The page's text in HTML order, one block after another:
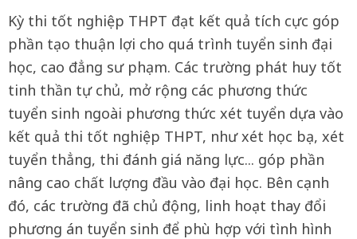
Kỳ thi tốt nghiệp THPT đạt kết quả tích cực góp
phần tạo thuận lợi cho quá trình tuyển sinh đại
học, cao đẳng sư phạm. Các trường phát huy tốt
tinh thần tự chủ, mở rộng các phương thức
tuyển sinh ngoài phương thức xét tuyển dựa vào
kết quả thi tốt nghiệp THPT, như xét học bạ, xét
tuyển thẳng, thi đánh giá năng lực... góp phần
nâng cao chất lượng đầu vào đại học. Bên cạnh
đó, các trường đã chủ động, linh hoạt thay đổi
phương án tuyển sinh để phù hợp với tình hình